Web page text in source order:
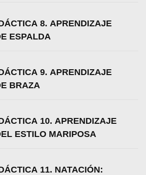
8. APRENDIZAJE
ESPALDA
9. APRENDIZAJE
BRAZA
10. APRENDIZAJE
ESTILO MARIPOSA
11. NATACIÓN: